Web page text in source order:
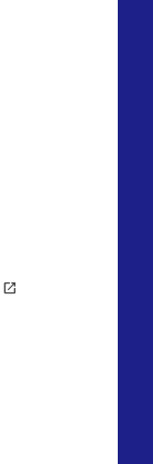
open_in_new